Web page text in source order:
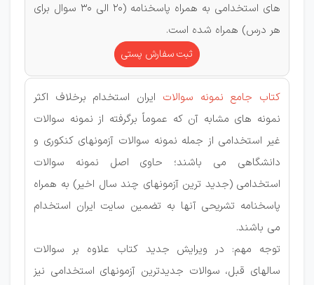
های استخدامی به همراه پاسخنامه (20 الی 30 سوال برای
هر درس) همراه شده است.
ثبت سفارش پستی
کتاب جامع نمونه سوالات ایران استخدام برخلاف اکثر
نمونه های مشابه آن که عموماً برگرفته از نمونه سوالات
غیر استخدامی از جمله نمونه سوالات آزمونهای کنکوری و
دانشگاهی می باشند؛ حاوی اصل نمونه سوالات
استخدامی (جدید ترین آزمونهای چند سال اخیر) به همراه
پاسخنامه تشریحی آنها به تضمین سایت ایران استخدام
می باشند.
توجه مهم: در ویرایش جدید کتاب علاوه بر سوالات
سالهای قبل، سوالات جدیدترین آزمونهای استخدامی نیز